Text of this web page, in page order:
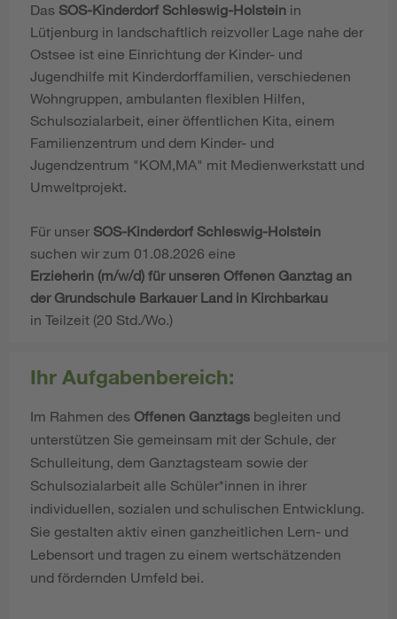
Das SOS-Kinderdorf Schleswig-Holstein in
Lütjenburg in landschaftlich reizvoller Lage nahe der
Ostsee ist eine Einrichtung der Kinder- und
Jugendhilfe mit Kinderdorffamilien, verschiedenen
Wohngruppen, ambulanten flexiblen Hilfen,
Schulsozialarbeit, einer öffentlichen Kita, einem
Familienzentrum und dem Kinder­- und
Jugendzentrum "KOM,MA" mit Medienwerkstatt und
Umweltprojekt.
Für unser SOS-Kinderdorf Schleswig-Holstein
suchen wir zum 01.08.2026 eine
Erzieherin (m/w/d) für unseren Offenen Ganztag an
der Grundschule Barkauer Land in Kirchbarkau
in Teilzeit (20 Std./Wo.)
Ihr Aufgabenbereich:
Im Rahmen des Offenen Ganztags begleiten und
unterstützen Sie gemeinsam mit der Schule, der
Schulleitung, dem Ganztagsteam sowie der
Schulsozialarbeit alle Schüler*innen in ihrer
individuellen, sozialen und schulischen Entwicklung.
Sie gestalten aktiv einen ganzheitlichen Lern- und
Lebensort und tragen zu einem wertschätzenden
und fördernden Umfeld bei.